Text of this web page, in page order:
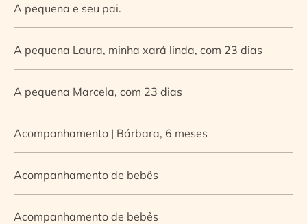
A pequena e seu pai.
A pequena Laura, minha xará linda, com 23 dias
A pequena Marcela, com 23 dias
Acompanhamento | Bárbara, 6 meses
Acompanhamento de bebês
Acompanhamento de bebês